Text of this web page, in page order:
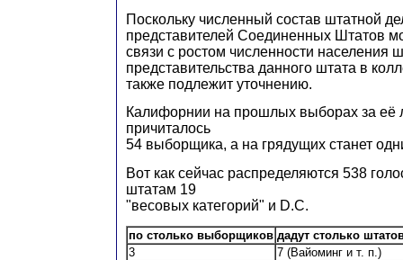
Поскольку численный состав штатной
представителей Соединенных Штатов
связи с ростом численности населения
представительства данного штата в
также подлежит уточнению.
Калифорнии на прошлых выборах за её
причиталось
54 выборщика, а на грядущих станет
Вот как сейчас распределяются 538
штатам 19
"весовых категорий" и D.C.
по столько выборщиков дадут столько
3
7 (Вайоминг и т. п.)